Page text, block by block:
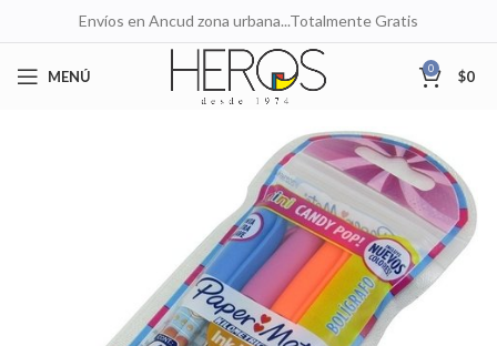
Envíos en Ancud zona urbana...Totalmente Gratis
MENÚ 0 $0